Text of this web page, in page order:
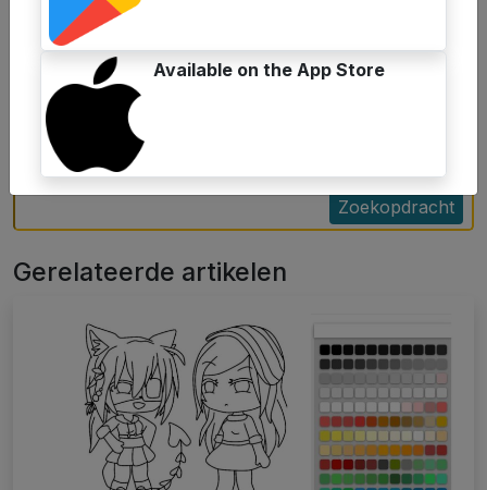
Ik kan niet wachten om je kleurrijke tiener-Spider-Man-
scènes te zien! Laat je artistieke vaardigheden bloeien
terwijl je de heroïsche wereld van Miles Morales kleurt.
Ik wens je unieke creativiteit met de online kleurtool op
de website
Kleurplatenwk.nl
Zoekopdracht
Gerelateerde artikelen
Available on the App Store